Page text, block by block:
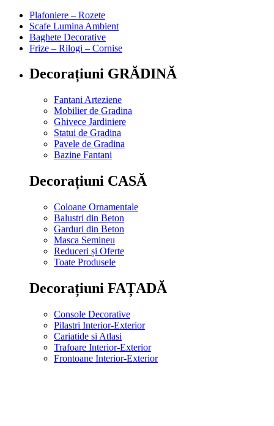
Plafoniere – Rozete
Scafe Lumina Ambient
Baghete Decorative
Frize – Rilogi – Cornise
Decorațiuni GRĂDINĂ
Fantani Arteziene
Mobilier de Gradina
Ghivece Jardiniere
Statui de Gradina
Pavele de Gradina
Bazine Fantani
Decorațiuni CASĂ
Coloane Ornamentale
Balustri din Beton
Garduri din Beton
Masca Semineu
Reduceri și Oferte
Toate Produsele
Decorațiuni FAȚADĂ
Console Decorative
Pilastri Interior-Exterior
Cariatide si Atlasi
Trafoare Interior-Exterior
Frontoane Interior-Exterior